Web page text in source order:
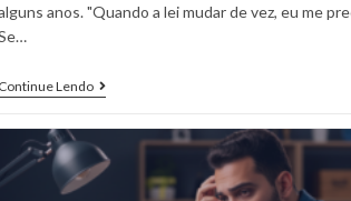
anos. "Quando a lei mudar de vez, eu me
Continue Lendo